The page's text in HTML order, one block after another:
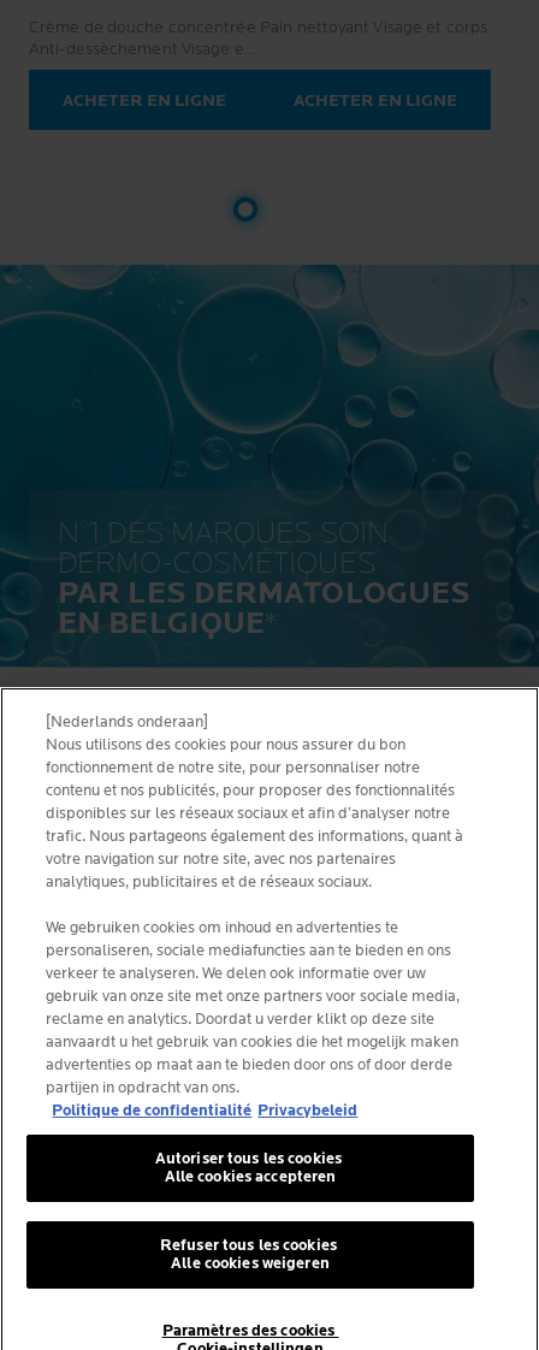
FILTRER & TRIER
Crème de douche concentrée
Anti-dessèchement Visage et
corps
ACHETER EN LIGNE
Pain nettoyant Visage et corps
ACHETER EN LIGNE
N°1 DES MARQUES SOIN
DERMO-COSMÉTIQUES
PAR LES DERMATOLOGUES
EN BELGIQUE*
CONDITIONS D’UTILISATION
NOUS CONTACTER
PRIVACY POLICY
SITEMAP
COOKIES POLICY
NEWSLETTER
FOUNDATION LA ROCHE-POSAY
CHOISIS TON PAYS
La Roche-Posay Laboratoire Dermatologique CAI
86270 La Roche-Posay France
consumercareNL@loreal.com
*IQVIA NPA, dermo-cosmétiques, canal pharmacie
Belgique, volume de produits prescrits par les
dermatologues. YTD 08/2025, Belgique
© La Roche-Posay
[Nederlands onderaan]
Nous utilisons des cookies pour nous assurer du bon
fonctionnement de notre site, pour personnaliser notre
contenu et nos publicités, pour proposer des fonctionnalités
disponibles sur les réseaux sociaux et afin d’analyser notre
trafic. Nous partageons également des informations, quant à
votre navigation sur notre site, avec nos partenaires
analytiques, publicitaires et de réseaux sociaux.
We gebruiken cookies om inhoud en advertenties te
personaliseren, sociale mediafuncties aan te bieden en ons
verkeer te analyseren. We delen ook informatie over uw
gebruik van onze site met onze partners voor sociale media,
reclame en analytics. Doordat u verder klikt op deze site
aanvaardt u het gebruik van cookies die het mogelijk maken
advertenties op maat aan te bieden door ons of door derde
partijen in opdracht van ons.
Politique de confidentialité Privacybeleid
Paramètres des cookies
Refuser tous les cookies
Alle cookies weigeren
Autoriser tous les cookies
Alle cookies accepteren